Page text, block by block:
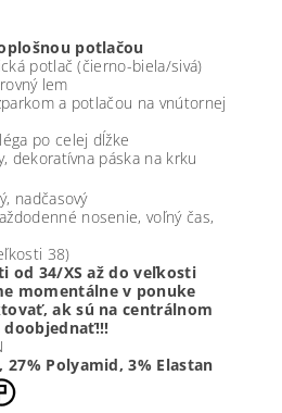
potlačou
potlač (čierno-biela/sivá)
lem
a potlačou na vnútornej
po celej dĺžke
dekoratívna páska na krku
nadčasový
nosenie, voľný čas,
38)
od 34/XS až do veľkosti
momentálne v ponuke
ak sú na centrálnom
doobjednať!!!
27% Polyamid, 3% Elastan